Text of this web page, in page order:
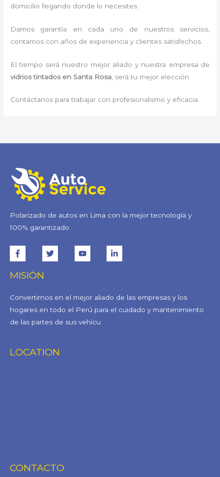
domicilio llegando donde lo necesites.
Damos garantía en cada uno de nuestros servicios,
contamos con años de experiencia y clientes satisfechos.
El tiempo será nuestro mejor aliado y nuestra empresa de
vidrios tintados en Santa Rosa , será tu mejor elección.
Contáctanos para trabajar con profesionalismo y eficacia.
Polarizado de autos en Lima con la mejor tecnología y
100% garantizado
MISIÓN
Convertirnos en el mejor aliado de las empresas y los
hogares en todo el Perú para el cuidado y mantenimiento
de las partes de sus vehícu
LOCATION
CONTACTO